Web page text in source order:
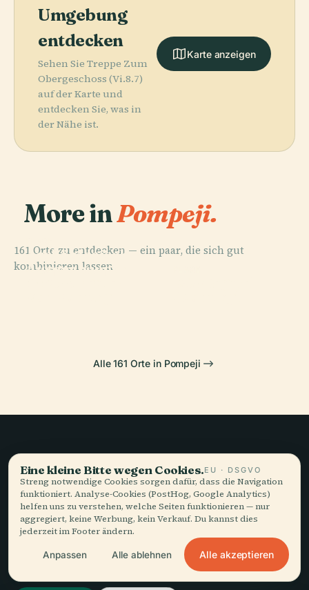
Umgebung
entdecken
Sehen Sie Treppe Zum
Obergeschoss (Vi.8.7)
auf der Karte und
entdecken Sie, was in
der Nähe ist.
Karte anzeigen
More inPompeji.
161 Orte zu entdecken — ein paar, die sich gut
kombinieren lassen.
Archäologische
Ausgrabungen
PLACE
Alle 161 Orte in Pompeji
Langsames Reisen,
gut erzählt.
BLEIBEN SIE AUF DEM LAUFENDEN
Beitreten
Eine kleine Bitte wegen Cookies.EU · DSGVO
Streng notwendige Cookies sorgen dafür, dass die Navigation
funktioniert. Analyse-Cookies (PostHog, Google Analytics)
helfen uns zu verstehen, welche Seiten funktionieren — nur
aggregiert, keine Werbung, kein Verkauf. Du kannst dies
jederzeit im Footer ändern.
Anpassen Alle ablehnen Alle akzeptieren